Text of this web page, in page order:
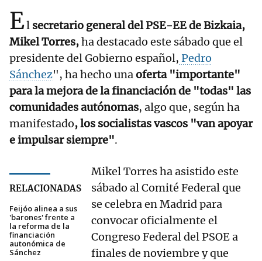
El secretario general del PSE-EE de Bizkaia,
Mikel Torres,ha destacado este sábado que el
presidente del Gobierno español, Pedro
Sánchez", ha hecho unaoferta "importante"
para la mejora de la financiación de "todas" las
comunidades autónomas, algo que, según ha
manifestado, los socialistas vascos "van apoyar
e impulsar siempre".
RELACIONADAS
Feijóo alinea a sus
'barones' frente a
la reforma de la
financiación
autonómica de
Sánchez
Mikel Torres ha asistido este
sábado al Comité Federal que
se celebra en Madrid para
convocar oficialmente el
Congreso Federal del PSOE a
finales de noviembre y que